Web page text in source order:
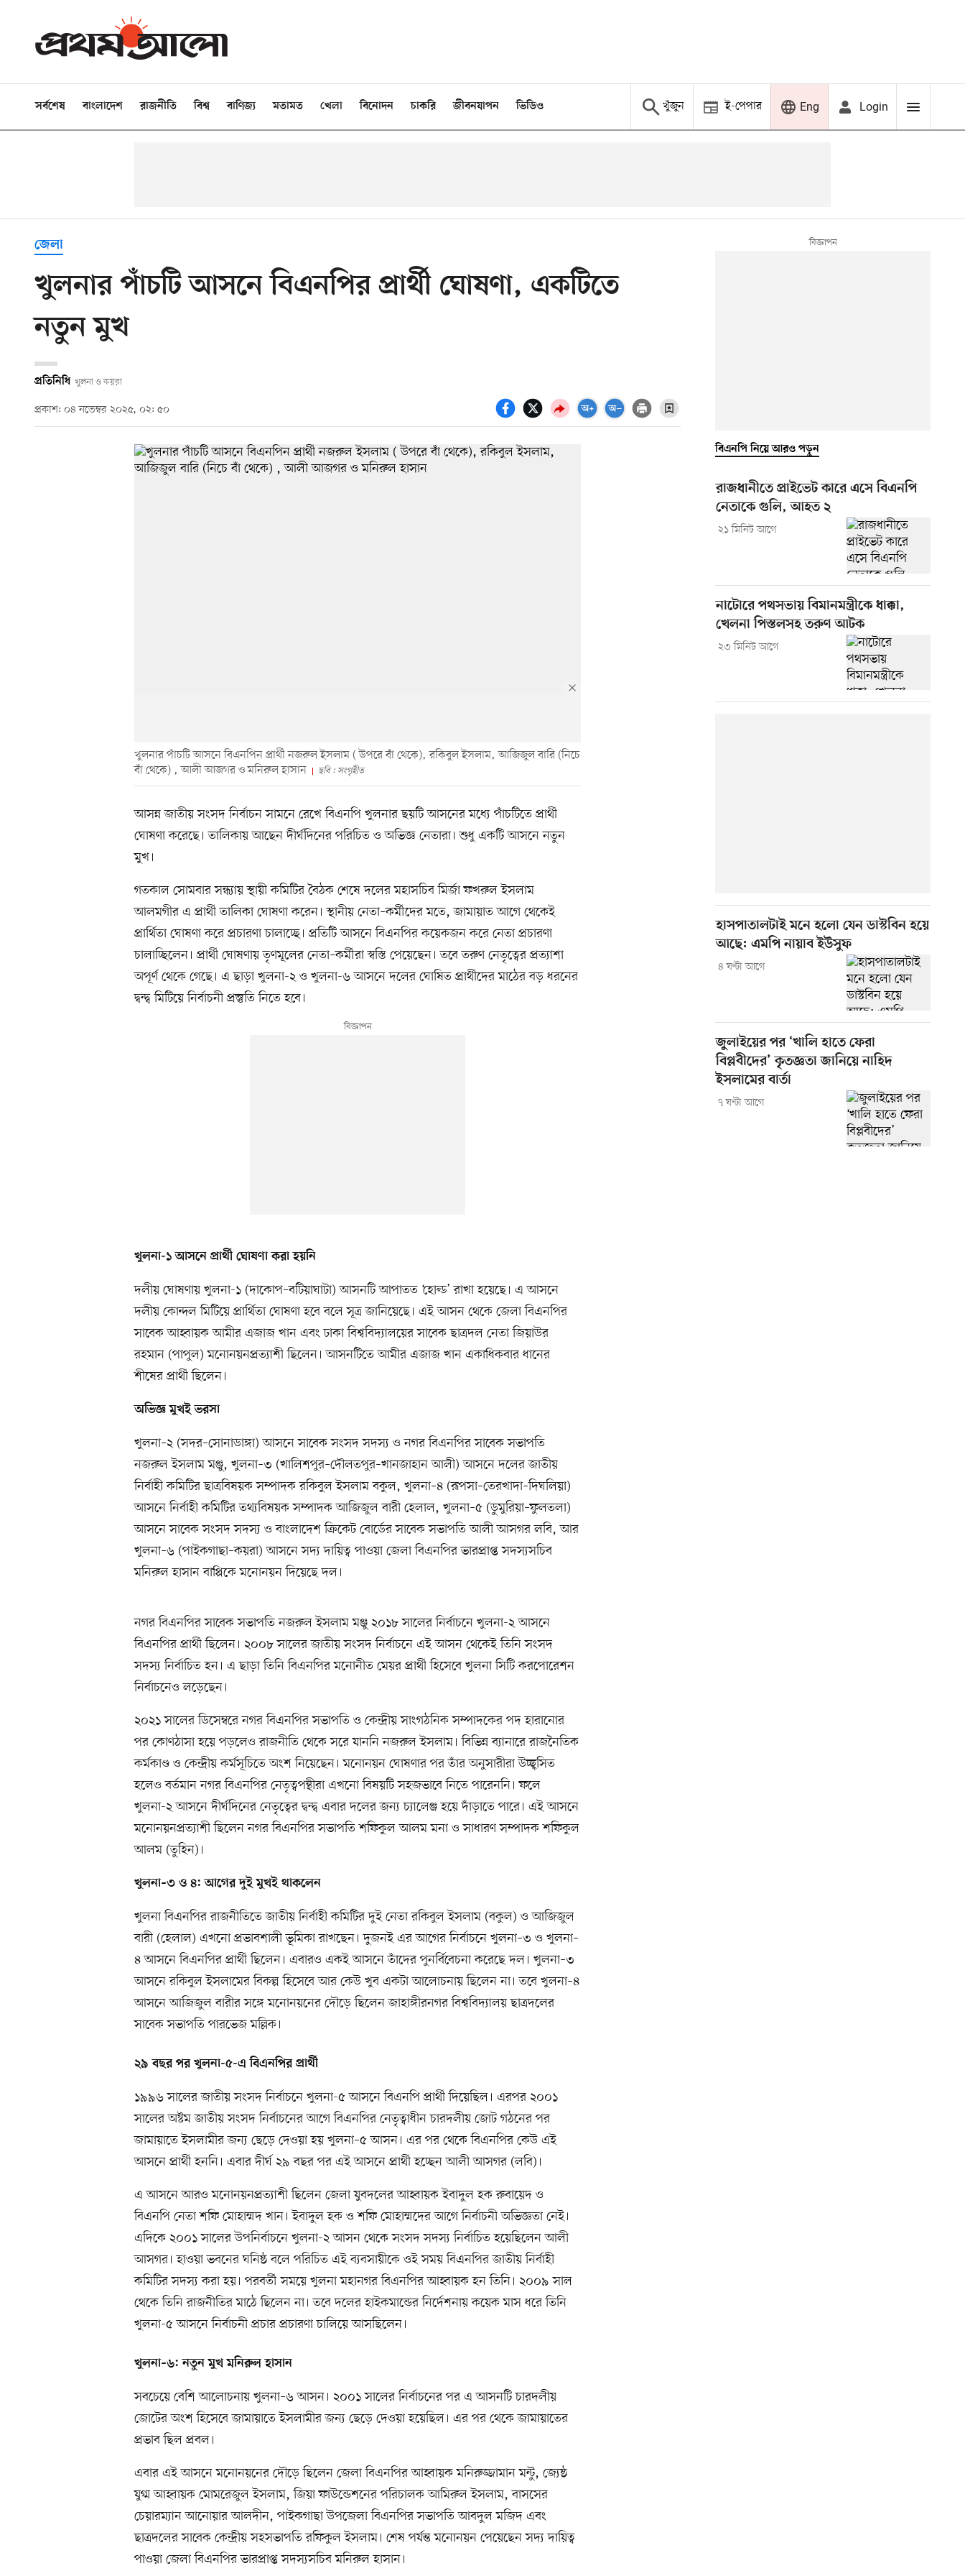
সর্বশেষ বাংলাদেশ রাজনীতি বিশ্ব বাণিজ্য মতামত খেলা বিনোদন চাকরি জীবনযাপন ভিডিও খুঁজুন ই-পেপার Eng Login
জেলা
খুলনার পাঁচটি আসনে বিএনপির প্রার্থী ঘোষণা, একটিতে
নতুন মুখ
প্রতিনিধি খুলনা ও কয়রা
প্রকাশ: ০৪ নভেম্বর ২০২৫, ০২: ৫০
খুলনার পাঁচটি আসনে বিএনপিন প্রার্থী নজরুল ইসলাম ( উপরে বাঁ থেকে), রকিবুল ইসলাম, আজিজুল বারি (নিচে
বাঁ থেকে) , আলী আজগর ও মনিরুল হাসান
ছবি : সংগৃহীত
আসন্ন জাতীয় সংসদ নির্বাচন সামনে রেখে বিএনপি খুলনার ছয়টি আসনের মধ্যে পাঁচটিতে প্রার্থী
ঘোষণা করেছে। তালিকায় আছেন দীর্ঘদিনের পরিচিত ও অভিজ্ঞ নেতারা। শুধু একটি আসনে নতুন
মুখ।
গতকাল সোমবার সন্ধ্যায় স্থায়ী কমিটির বৈঠক শেষে দলের মহাসচিব মির্জা ফখরুল ইসলাম
আলমগীর এ প্রার্থী তালিকা ঘোষণা করেন। স্থানীয় নেতা–কর্মীদের মতে, জামায়াত আগে থেকেই
প্রার্থিতা ঘোষণা করে প্রচারণা চালাচ্ছে। প্রতিটি আসনে বিএনপির কয়েকজন করে নেতা প্রচারণা
চালাচ্ছিলেন। প্রার্থী ঘোষণায় তৃণমূলের নেতা–কর্মীরা স্বস্তি পেয়েছেন। তবে তরুণ নেতৃত্বের প্রত্যাশা
অপূর্ণ থেকে গেছে। এ ছাড়া খুলনা-২ ও খুলনা-৬ আসনে দলের ঘোষিত প্রার্থীদের মাঠের বড় ধরনের
দ্বন্দ্ব মিটিয়ে নির্বাচনী প্রস্তুতি নিতে হবে।
খুলনা-১ আসনে প্রার্থী ঘোষণা করা হয়নি
দলীয় ঘোষণায় খুলনা-১ (দাকোপ–বটিয়াঘাটা) আসনটি আপাতত ‘হোল্ড’ রাখা হয়েছে। এ আসনে
দলীয় কোন্দল মিটিয়ে প্রার্থিতা ঘোষণা হবে বলে সূত্র জানিয়েছে। এই আসন থেকে জেলা বিএনপির
সাবেক আহ্বায়ক আমীর এজাজ খান এবং ঢাকা বিশ্ববিদ্যালয়ের সাবেক ছাত্রদল নেতা জিয়াউর
রহমান (পাপুল) মনোনয়নপ্রত্যাশী ছিলেন। আসনটিতে আমীর এজাজ খান একাধিকবার ধানের
শীষের প্রার্থী ছিলেন।
অভিজ্ঞ মুখই ভরসা
খুলনা–২ (সদর–সোনাডাঙ্গা) আসনে সাবেক সংসদ সদস্য ও নগর বিএনপির সাবেক সভাপতি
নজরুল ইসলাম মঞ্জু, খুলনা–৩ (খালিশপুর–দৌলতপুর–খানজাহান আলী) আসনে দলের জাতীয়
নির্বাহী কমিটির ছাত্রবিষয়ক সম্পাদক রকিবুল ইসলাম বকুল, খুলনা–৪ (রূপসা–তেরখাদা–দিঘলিয়া)
আসনে নির্বাহী কমিটির তথ্যবিষয়ক সম্পাদক আজিজুল বারী হেলাল, খুলনা–৫ (ডুমুরিয়া–ফুলতলা)
আসনে সাবেক সংসদ সদস্য ও বাংলাদেশ ক্রিকেট বোর্ডের সাবেক সভাপতি আলী আসগর লবি, আর
খুলনা–৬ (পাইকগাছা–কয়রা) আসনে সদ্য দায়িত্ব পাওয়া জেলা বিএনপির ভারপ্রাপ্ত সদস্যসচিব
মনিরুল হাসান বাপ্পিকে মনোনয়ন দিয়েছে দল।
নগর বিএনপির সাবেক সভাপতি নজরুল ইসলাম মঞ্জু ২০১৮ সালের নির্বাচনে খুলনা-২ আসনে
বিএনপির প্রার্থী ছিলেন। ২০০৮ সালের জাতীয় সংসদ নির্বাচনে এই আসন থেকেই তিনি সংসদ
সদস্য নির্বাচিত হন। এ ছাড়া তিনি বিএনপির মনোনীত মেয়র প্রার্থী হিসেবে খুলনা সিটি করপোরেশন
নির্বাচনেও লড়েছেন।
২০২১ সালের ডিসেম্বরে নগর বিএনপির সভাপতি ও কেন্দ্রীয় সাংগঠনিক সম্পাদকের পদ হারানোর
পর কোণঠাসা হয়ে পড়লেও রাজনীতি থেকে সরে যাননি নজরুল ইসলাম। বিভিন্ন ব্যানারে রাজনৈতিক
কর্মকাণ্ড ও কেন্দ্রীয় কর্মসূচিতে অংশ নিয়েছেন। মনোনয়ন ঘোষণার পর তাঁর অনুসারীরা উচ্ছ্বসিত
হলেও বর্তমান নগর বিএনপির নেতৃত্বপন্থীরা এখনো বিষয়টি সহজভাবে নিতে পারেননি। ফলে
খুলনা-২ আসনে দীর্ঘদিনের নেতৃত্বের দ্বন্দ্ব এবার দলের জন্য চ্যালেঞ্জ হয়ে দাঁড়াতে পারে। এই আসনে
মনোনয়নপ্রত্যাশী ছিলেন নগর বিএনপির সভাপতি শফিকুল আলম মনা ও সাধারণ সম্পাদক শফিকুল
আলম (তুহিন)।
খুলনা–৩ ও ৪: আগের দুই মুখই থাকলেন
খুলনা বিএনপির রাজনীতিতে জাতীয় নির্বাহী কমিটির দুই নেতা রকিবুল ইসলাম (বকুল) ও আজিজুল
বারী (হেলাল) এখনো প্রভাবশালী ভূমিকা রাখছেন। দুজনই এর আগের নির্বাচনে খুলনা–৩ ও খুলনা–
৪ আসনে বিএনপির প্রার্থী ছিলেন। এবারও একই আসনে তাঁদের পুনর্বিবেচনা করেছে দল। খুলনা–৩
আসনে রকিবুল ইসলামের বিকল্প হিসেবে আর কেউ খুব একটা আলোচনায় ছিলেন না। তবে খুলনা–৪
আসনে আজিজুল বারীর সঙ্গে মনোনয়নের দৌড়ে ছিলেন জাহাঙ্গীরনগর বিশ্ববিদ্যালয় ছাত্রদলের
সাবেক সভাপতি পারভেজ মল্লিক।
২৯ বছর পর খুলনা-৫-এ বিএনপির প্রার্থী
১৯৯৬ সালের জাতীয় সংসদ নির্বাচনে খুলনা-৫ আসনে বিএনপি প্রার্থী দিয়েছিল। এরপর ২০০১
সালের অষ্টম জাতীয় সংসদ নির্বাচনের আগে বিএনপির নেতৃত্বাধীন চারদলীয় জোট গঠনের পর
জামায়াতে ইসলামীর জন্য ছেড়ে দেওয়া হয় খুলনা–৫ আসন। এর পর থেকে বিএনপির কেউ এই
আসনে প্রার্থী হননি। এবার দীর্ঘ ২৯ বছর পর এই আসনে প্রার্থী হচ্ছেন আলী আসগর (লবি)।
এ আসনে আরও মনোনয়নপ্রত্যাশী ছিলেন জেলা যুবদলের আহ্বায়ক ইবাদুল হক রুবায়েদ ও
বিএনপি নেতা শফি মোহাম্মদ খান। ইবাদুল হক ও শফি মোহাম্মদের আগে নির্বাচনী অভিজ্ঞতা নেই।
এদিকে ২০০১ সালের উপনির্বাচনে খুলনা-২ আসন থেকে সংসদ সদস্য নির্বাচিত হয়েছিলেন আলী
আসগর। হাওয়া ভবনের ঘনিষ্ঠ বলে পরিচিত এই ব্যবসায়ীকে ওই সময় বিএনপির জাতীয় নির্বাহী
কমিটির সদস্য করা হয়। পরবর্তী সময়ে খুলনা মহানগর বিএনপির আহ্বায়ক হন তিনি। ২০০৯ সাল
থেকে তিনি রাজনীতির মাঠে ছিলেন না। তবে দলের হাইকমান্ডের নির্দেশনায় কয়েক মাস ধরে তিনি
খুলনা-৫ আসনে নির্বাচনী প্রচার প্রচারণা চালিয়ে আসছিলেন।
খুলনা–৬: নতুন মুখ মনিরুল হাসান
সবচেয়ে বেশি আলোচনায় খুলনা–৬ আসন। ২০০১ সালের নির্বাচনের পর এ আসনটি চারদলীয়
জোটের অংশ হিসেবে জামায়াতে ইসলামীর জন্য ছেড়ে দেওয়া হয়েছিল। এর পর থেকে জামায়াতের
প্রভাব ছিল প্রবল।
এবার এই আসনে মনোনয়নের দৌড়ে ছিলেন জেলা বিএনপির আহ্বায়ক মনিরুজ্জামান মন্টু, জ্যেষ্ঠ
যুগ্ম আহ্বায়ক মোমরেজুল ইসলাম, জিয়া ফাউন্ডেশনের পরিচালক আমিরুল ইসলাম, বাসসের
চেয়ারম্যান আনোয়ার আলদীন, পাইকগাছা উপজেলা বিএনপির সভাপতি আবদুল মজিদ এবং
ছাত্রদলের সাবেক কেন্দ্রীয় সহসভাপতি রফিকুল ইসলাম। শেষ পর্যন্ত মনোনয়ন পেয়েছেন সদ্য দায়িত্ব
পাওয়া জেলা বিএনপির ভারপ্রাপ্ত সদস্যসচিব মনিরুল হাসান।
বিএনপি নিয়ে আরও পড়ুন
রাজধানীতে প্রাইভেট কারে এসে বিএনপি
নেতাকে গুলি, আহত ২
২১ মিনিট আগে
নাটোরে পথসভায় বিমানমন্ত্রীকে ধাক্কা,
খেলনা পিস্তলসহ তরুণ আটক
২৩ মিনিট আগে
হাসপাতালটাই মনে হলো যেন ডাস্টবিন হয়ে
আছে: এমপি নায়াব ইউসুফ
৪ ঘণ্টা আগে
জুলাইয়ের পর ‘খালি হাতে ফেরা
বিপ্লবীদের’ কৃতজ্ঞতা জানিয়ে নাহিদ
ইসলামের বার্তা
৭ ঘণ্টা আগে